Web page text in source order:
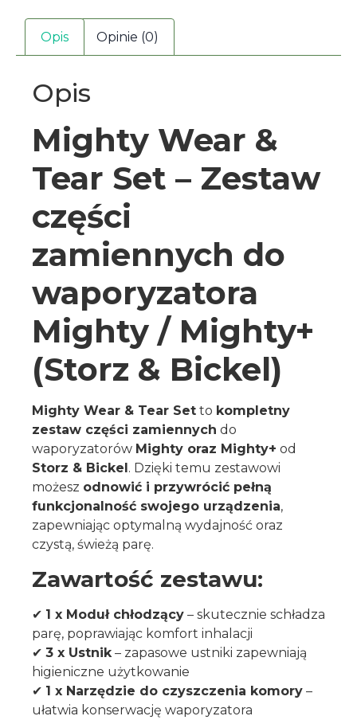
Opis Opinie (0)
Opis
Mighty Wear &
Tear Set – Zestaw
części
zamiennych do
waporyzatora
Mighty / Mighty+
(Storz & Bickel)
Mighty Wear & Tear Set to kompletny
zestaw części zamiennych do
waporyzatorów Mighty oraz Mighty+ od
Storz & Bickel . Dzięki temu zestawowi
możesz odnowić i przywrócić pełną
funkcjonalność swojego urządzenia,
zapewniając optymalną wydajność oraz
czystą, świeżą parę.
Zawartość zestawu:
✔ 1 x Moduł chłodzący – skutecznie schładza
parę, poprawiając komfort inhalacji
✔ 3 x Ustnik – zapasowe ustniki zapewniają
higieniczne użytkowanie
✔ 1 x Narzędzie do czyszczenia komory –
ułatwia konserwację waporyzatora